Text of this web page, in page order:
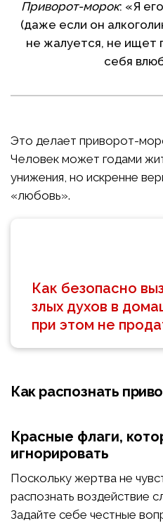
Приворот-морок: «Я
(даже если он
не жалуется, не ищет
себя
Это делает приворот-
Человек может годами
унижения, но искренне
«любовь».
Как безопасно
злых духов в
при этом не
Как распознать
Красные флаги,
игнорировать
Поскольку жертва не
распознать воздействие
Задайте себе честные